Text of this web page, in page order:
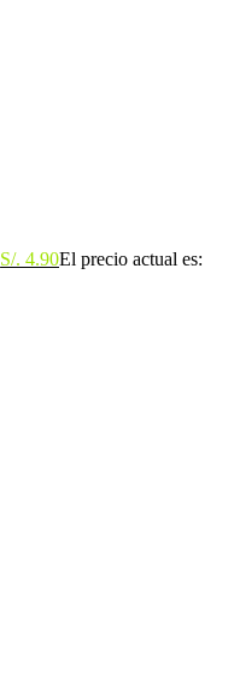
S/. 4.90El precio actual es: